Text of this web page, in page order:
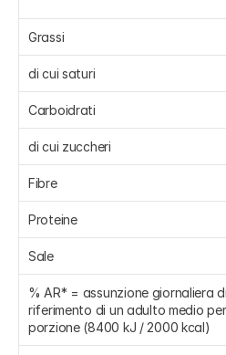
Grassi
di cui saturi
Carboidrati
di cui zuccheri
Fibre
Proteine
Sale
% AR* = assunzione giornaliera di
riferimento di un adulto medio per
porzione (8400 kJ / 2000 kcal)